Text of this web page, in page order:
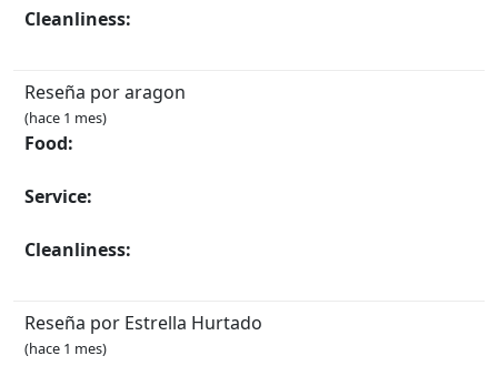
Cleanliness:
Reseña por aragon
(hace 1 mes)
Food:
Service:
Cleanliness:
Reseña por Estrella Hurtado
(hace 1 mes)